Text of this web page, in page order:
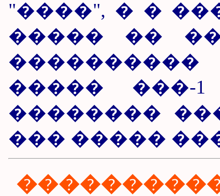
"����", � �
����� ��
����� ���-
��������
��� �����